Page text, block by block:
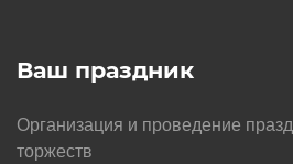
Ваш праздник
Организация и проведение
торжеств